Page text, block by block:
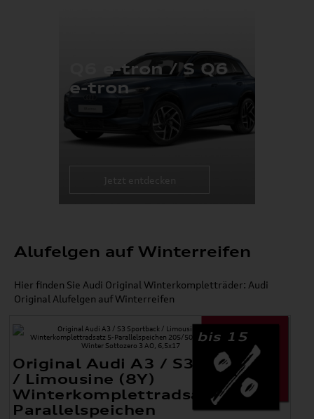
Q6 e-tron / S Q6
e-tron
Alufelgen auf Winterreifen
Hier finden Sie Audi Original Winterkompletträder: Audi
Original Alufelgen auf Winterreifen
bis 15
Original Audi A3 / S3 Sportback
/ Limousine (8Y)
Winterkomplettradsatz 5-
Parallelspeichen